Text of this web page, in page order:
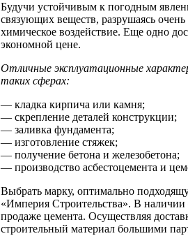
Будучи устойчивым к погодным
связующих веществ, разрушаясь
химическое воздействие. Еще одно
экономной цене.
Отличные эксплуатационные
таких сферах:
— кладка кирпича или камня;
— скрепление деталей конструкции;
— заливка фундамента;
— изготовление стяжек;
— получение бетона и железобетона;
— производство асбестоцемента и
Выбрать марку, оптимально
«Империя Строительства». В
продаже цемента. Осуществляя
строительный материал большими